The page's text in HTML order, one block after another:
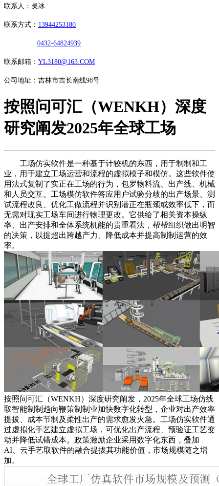
联系人：吴冰
联系方式： 13944253180
0432-64824939
联系邮箱： YL3180@163.COM
公司地址：吉林市吉长南线98号
按照问可汇（WENKH）深度
研究阐发2025年全球工场
工场仿实软件是一种基于计较机的东西，用于制制和工
业，用于建立工场运营和流程的虚拟模子和模仿。这些软件使
用法式复制了实正在工场的行为，包罗物料流、出产线、机械
和人员交互。工场模仿软件答应用户试验分歧的出产场景、测
试流程改良、优化工做流程并识别潜正在瓶颈或效率低下，而
无需对现实工场车间进行物理更改。它供给了相关资本操纵
率、出产安排和全体系统机能的贵重看法，帮帮组织做出明智
的决策，以提超出跨越产力、降低成本并提高制制运营的效
率。
按照问可汇（WENKH）深度研究阐发，2025年全球工场仿线
取智能制制趋向鞭策制制业加快数字化转型，企业对出产效率
提拔、成本节制及柔性出产的需求愈发火急。工场仿实软件通
过虚拟化手艺建立虚拟工场，可优化出产流程、预验证工艺变
动并降低试错成本。政策激励企业采用数字化东西，叠加
AI、云手艺取软件的融合提拔其功能价值，市场规模随之增
加。